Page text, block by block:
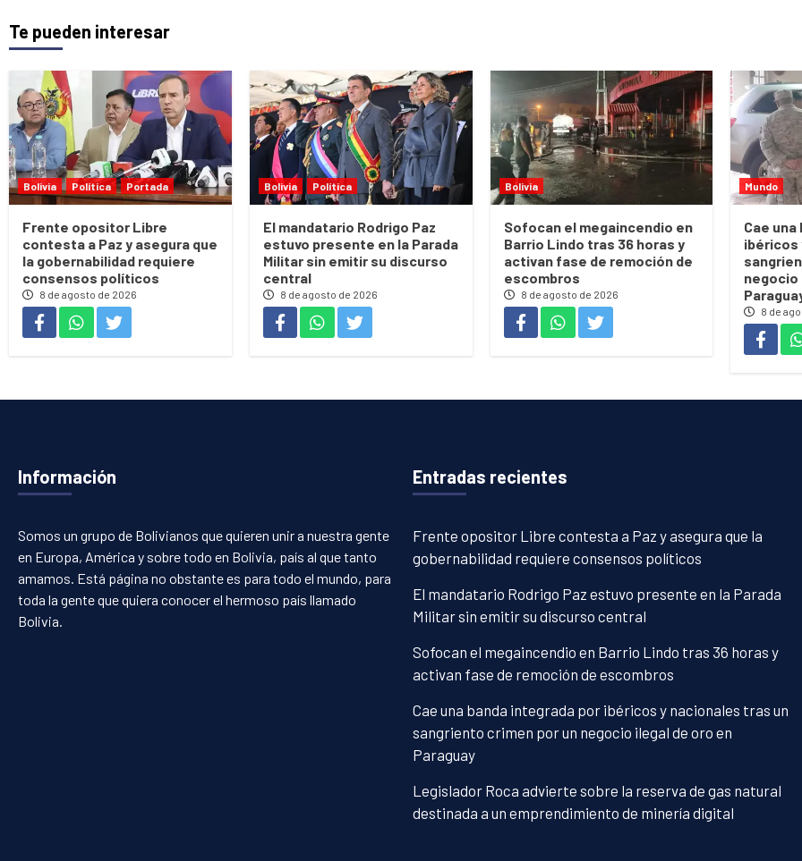
Te pueden interesar
Bolivia Política Portada
Frente opositor Libre
contesta a Paz y asegura que
la gobernabilidad requiere
consensos políticos
8 de agosto de 2026
Bolivia Política
El mandatario Rodrigo Paz
estuvo presente en la Parada
Militar sin emitir su discurso
central
8 de agosto de 2026
Bolivia
Sofocan el megaincendio en
Barrio Lindo tras 36 horas y
activan fase de remoción de
escombros
8 de agosto de 2026
Mundo
Cae
ibéricos
negocio
8 de
Información
Somos un grupo de Bolivianos que quieren unir a nuestra gente
en Europa, América y sobre todo en Bolivia, país al que tanto
amamos. Está página no obstante es para todo el mundo, para
toda la gente que quiera conocer el hermoso país llamado
Bolivia.
Entradas recientes
Frente opositor Libre contesta a Paz y asegura que la
gobernabilidad requiere consensos políticos
El mandatario Rodrigo Paz estuvo presente en la Parada
Militar sin emitir su discurso central
Sofocan el megaincendio en Barrio Lindo tras 36 horas y
activan fase de remoción de escombros
Cae una banda integrada por ibéricos y nacionales tras un
sangriento crimen por un negocio ilegal de oro en
Paraguay
Legislador Roca advierte sobre la reserva de gas natural
destinada a un emprendimiento de minería digital